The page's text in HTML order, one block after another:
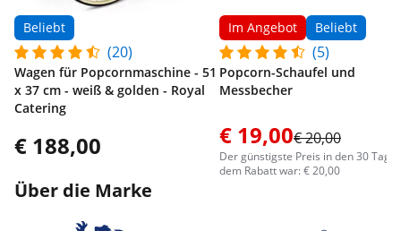
Beliebt
(20)
Wagen für Popcornmaschine - 51
x 37 cm - weiß & golden - Royal
Catering
€ 188,00
Im Angebot Beliebt
(5)
Popcorn-Schaufel und
Messbecher
€ 19,00€ 20,00
Der günstigste Preis in den 30
dem Rabatt war: € 20,00
Über die Marke